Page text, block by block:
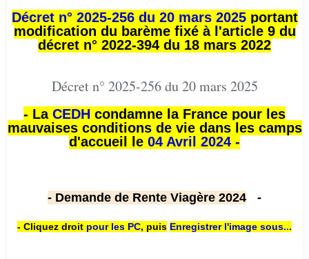
Décret n° 2025-256 du 20 mars 2025portant
modification du barème fixé à l'article 9 du
décret n° 2022-394 du 18 mars 2022
Décret n° 2025-256 du 20 mars 2025
- La CEDH condamne la France pour les
mauvaises conditions de vie dans les camps
d'accueil le 04 Avril 2024 -
- Demande de Rente Viagère 2024 -
- Cliquez droit pour les PC, puis Enregistrer l'image sous...